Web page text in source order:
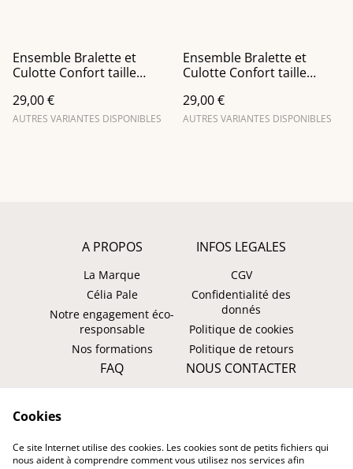
Ensemble Bralette et
Culotte Confort taille
29,00 €
AUTRES VARIANTES DISPONIBLES
Ensemble Bralette et
Culotte Confort taille
29,00 €
AUTRES VARIANTES DISPONIBLES
A PROPOS
La Marque
Célia Pale
Notre engagement éco-
responsable
Nos formations
INFOS LEGALES
CGV
Confidentialité des
donnés
Politique de cookies
Politique de retours
FAQ
Suivre ma commande
NOUS CONTACTER
@tombasana.fr
Cookies
Ce site Internet utilise des cookies. Les cookies sont de petits fichiers qui
nous aident à comprendre comment vous utilisez nos services afin